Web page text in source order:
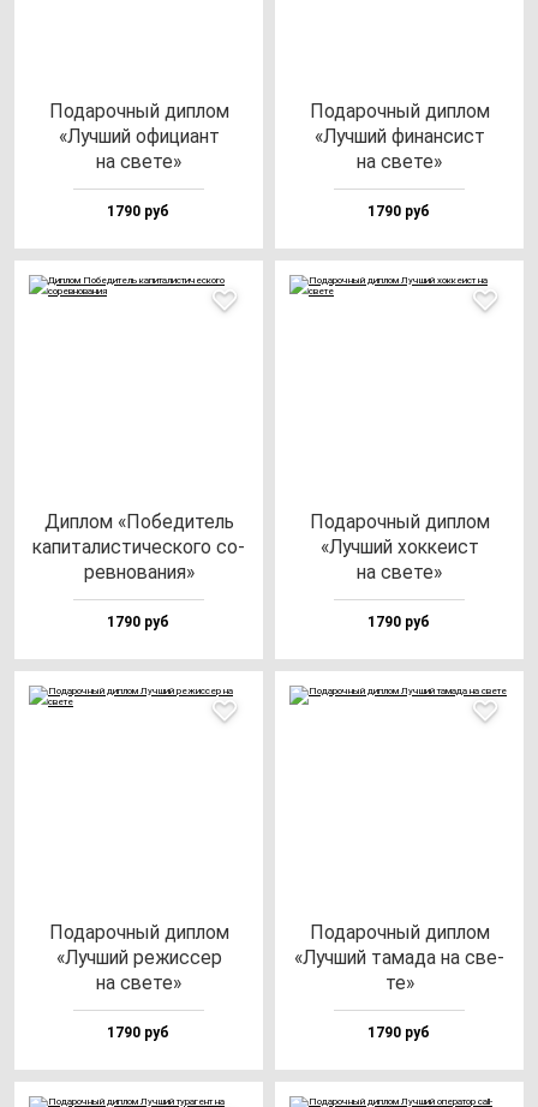
Пода­роч­ный дип­лом
«Луч­ший офи­ци­ант
на све­те»
1790 руб
Пода­роч­ный дип­лом
«Луч­ший фи­нан­сист
на све­те»
1790 руб
Дип­лом «Побе­ди­тель
ка­пи­та­лис­ти­чес­ко­го со­
рев­но­ва­ния»
1790 руб
Пода­роч­ный дип­лом
«Луч­ший хок­ке­ист
на све­те»
1790 руб
Пода­роч­ный дип­лом
«Луч­ший ре­жис­сер
на све­те»
1790 руб
Пода­роч­ный дип­лом
«Луч­ший та­ма­да на све­
те»
1790 руб